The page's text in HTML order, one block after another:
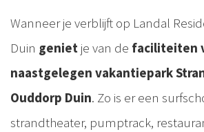
Wanneer je verblijft op Landal
Duin geniet je van de faciliteiten
naastgelegen vakantiepark
Ouddorp Duin. Zo is er een
strandtheater, pumptrack,